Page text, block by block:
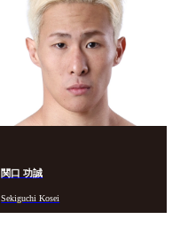
関口 功誠
Sekiguchi Kosei